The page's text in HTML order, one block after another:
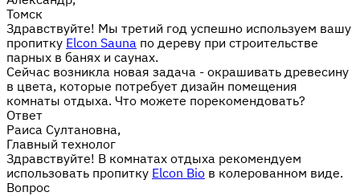
Томск
Здравствуйте! Мы третий год успешно используем вашу
пропитку Elcon Sauna по дереву при строительстве
парных в банях и саунах.
Сейчас возникла новая задача - окрашивать древесину
в цвета, которые потребует дизайн помещения
комнаты отдыха. Что можете порекомендовать?
Ответ
Раиса Султановна,
Главный технолог
Здравствуйте! В комнатах отдыха рекомендуем
использовать пропитку Elcon Bio в колерованном виде.
Вопрос